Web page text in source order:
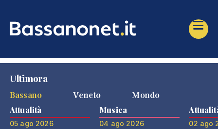
Ultimora
Bassano
Veneto Mondo
Attualità
05 ago 2026
Musica
04 ago 2026 02 ago